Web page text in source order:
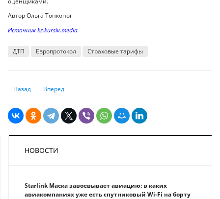
Автор Ольга Тонконог
Источник kz.kursiv.media
ДТП Европротокол Страховые тарифы
Предыдущий: КГД проводит камеральный контроль по занижению
Назад Следующий: Блокируют счета из-за долга в 1 тенге: на
Вперед
НОВОСТИ
Starlink Маска завоевывает авиацию: в каких
авиакомпаниях уже есть спутниковый Wi-Fi на борту